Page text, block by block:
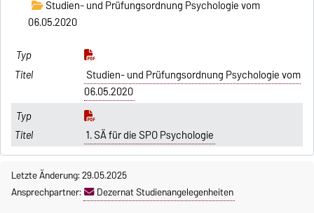
Studien- und Prüfungsordnung Psychologie vom
06.05.2020
Studien- und Prüfungsordnung Psychologie vom
06.05.2020
1. SÄ für die SPO Psychologie
Letzte Änderung: 29.05.2025
Ansprechpartner:
Dezernat Studienangelegenheiten